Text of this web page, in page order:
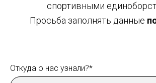
спортивными
Просьба заполнять данные
Откуда о нас узнали?*